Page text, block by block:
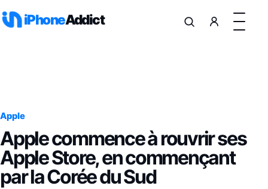
iPhoneAddict
Apple
Apple commence à rouvrir ses
Apple Store, en commençant
par la Corée du Sud